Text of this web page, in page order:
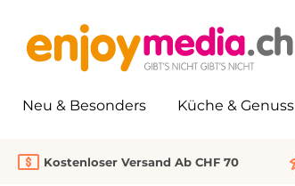
Neu & Besonders Küche & Genuss
Kostenloser Versand Ab CHF 70